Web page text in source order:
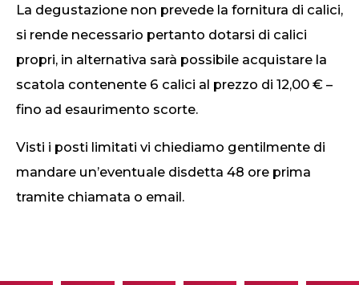
La degustazione non prevede la fornitura di calici,
si rende necessario pertanto dotarsi di calici
propri, in alternativa sarà possibile acquistare la
scatola contenente 6 calici al prezzo di 12,00 € –
fino ad esaurimento scorte.
Visti i posti limitati vi chiediamo gentilmente di
mandare un’eventuale disdetta 48 ore prima
tramite chiamata o email.